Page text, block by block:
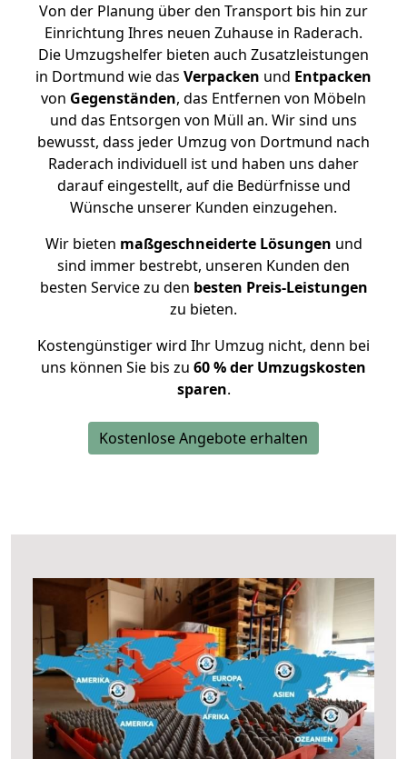
Von der Planung über den Transport bis hin zur
Einrichtung Ihres neuen Zuhause in Raderach.
Die Umzugshelfer bieten auch Zusatzleistungen
in Dortmund wie das Verpacken und Entpacken
von Gegenständen, das Entfernen von Möbeln
und das Entsorgen von Müll an. Wir sind uns
bewusst, dass jeder Umzug von Dortmund nach
Raderach individuell ist und haben uns daher
darauf eingestellt, auf die Bedürfnisse und
Wünsche unserer Kunden einzugehen.
Wir bieten maßgeschneiderte Lösungen und
sind immer bestrebt, unseren Kunden den
besten Service zu den besten Preis-Leistungen
zu bieten.
Kostengünstiger wird Ihr Umzug nicht, denn bei
uns können Sie bis zu 60 % der Umzugskosten
sparen.
Kostenlose Angebote erhalten